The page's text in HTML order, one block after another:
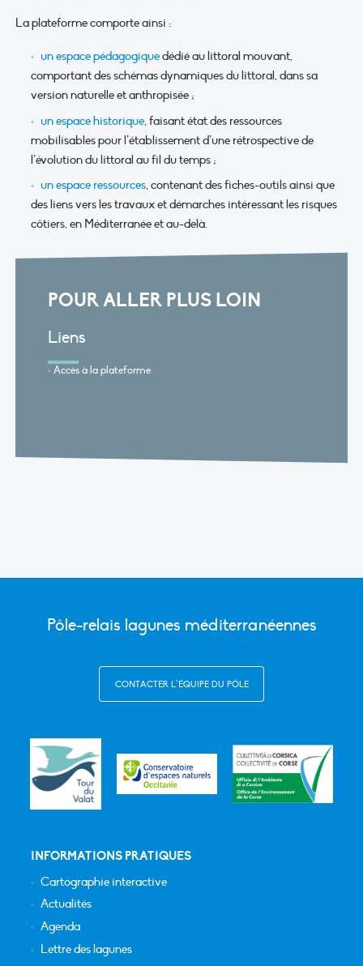
La plateforme comporte ainsi :
un espace pédagogiquedédié au littoral mouvant,
comportant des schémas dynamiques du littoral, dans sa
version naturelle et anthropisée ;
un espace historique, faisant état des ressources
mobilisables pour l’établissement d’une rétrospective de
l’évolution du littoral au fil du temps ;
un espace ressources, contenant des fiches-outils ainsi que
des liens vers les travaux et démarches intéressant les risques
côtiers, en Méditerranée et au-delà.
POUR ALLER PLUS LOIN
Liens
Accès à la plateforme
Pôle-relais lagunes méditerranéennes
CONTACTER L’ÉQUIPE DU PÔLE
INFORMATIONS PRATIQUES
Cartographie interactive
Actualités
Agenda
Lettre des lagunes